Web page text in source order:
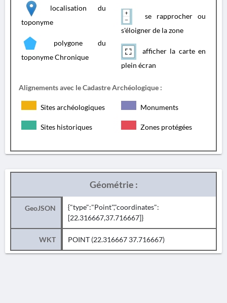
localisation du
toponyme
polygone du
toponyme Chronique
se rapprocher ou
s'éloigner de la zone
afficher la carte en
plein écran
Alignements avec le Cadastre Archéologique :
Sites archéologiques Monuments
Sites historiques Zones protégées
Géométrie :
GeoJSON
{"type":"Point","coordinates":
[22.316667,37.716667]}
WKT POINT (22.316667 37.716667)